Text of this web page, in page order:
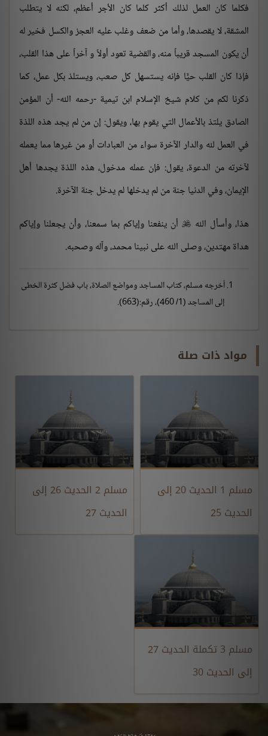
فكلما كان العمل لذلك أكثر كلما كان الأجر أعظم، لكنه لا يتطلب
المشقة، لا يقصدها، وأما من ضعف وغلب عليه العجز والكسل فخير له
أن يكون المسجد قريباً منه، والقضية تعود أولاً و آخراً على هذا القلب،
فإذا كان القلب حيًّا فإنه يستسهل كل صعب، ويستلذ بكل عمل، كما
ذكرنا لكم من كلام شيخ الإسلام ابن تيمية -رحمه الله- أن المؤمن
الصادق يلتذ بالأعمال التي يقوم بها، ويقول: إن من لم يجد هذه اللذة
في العمل لله والدار الآخرة سواء من العبادات أو من غيرها مما يعمله
لآخرته من الدعوة، يقول: فإن عمله مدخول، هذه اللذة يجدها أهل
الإيمان، وفي الدنيا جنة من لم يدخلها لم يدخل جنة الآخرة.
هذا، وأسأل الله أن ينفعنا وإياكم بما سمعنا، وأن يجعلنا وإياكم
هداة مهتدين، وصلى الله على نبينا محمد، وآله وصحبه.
أخرجه مسلم، كتاب المساجد ومواضع الصلاة، باب فضل كثرة الخطى
إلى المساجد (1/ 460)، رقم:(663).
مواد ذات صلة
مسلم 1 الحديث 20 إلى
الحديث 25
مسلم 2 الحديث 26 إلى
الحديث 27
مسلم 3 تكملة الحديث 27
إلى الحديث 30